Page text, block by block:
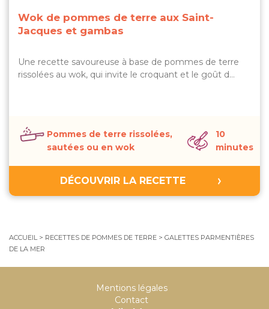
Wok de pommes de terre aux Saint-
Jacques et gambas
Une recette savoureuse à base de pommes de terre
rissolées au wok, qui invite le croquant et le goût d…
Pommes de terre rissolées,
sautées ou en wok
10
minutes
DÉCOUVRIR LA RECETTE
ACCUEIL> RECETTES DE POMMES DE TERRE > GALETTES PARMENTIÈRES
DE LA MER
Mentions légales
Contact